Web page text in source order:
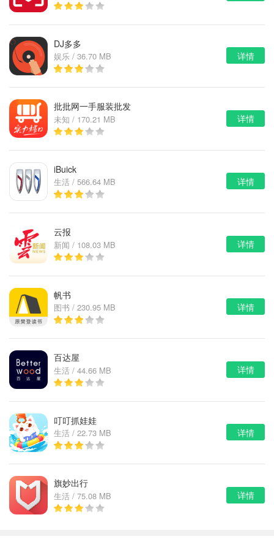
DJ多多
娱乐 / 36.70 MB 详情
批批网一手服装批发
未知 / 170.21 MB 详情
iBuick
生活 / 566.64 MB 详情
云报
新闻 / 108.03 MB 详情
帆书
图书 / 230.95 MB 详情
百达屋
生活 / 44.66 MB 详情
叮叮抓娃娃
生活 / 22.73 MB 详情
旗妙出行
生活 / 75.08 MB 详情